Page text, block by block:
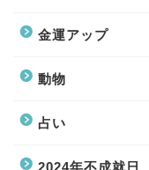
金運アップ
動物
占い